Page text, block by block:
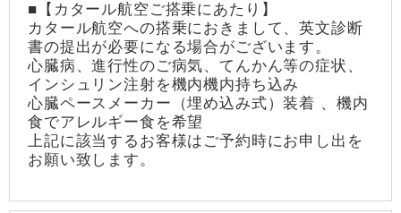
■【カタール航空ご搭乗にあたり】
カタール航空への搭乗におきまして、英文診断
書の提出が必要になる場合がございます。
心臓病、進行性のご病気、てんかん等の症状、
インシュリン注射を機内機内持ち込み
心臓ペースメーカー（埋め込み式）装着 、機内
食でアレルギー食を希望
上記に該当するお客様はご予約時にお申し出を
お願い致します。